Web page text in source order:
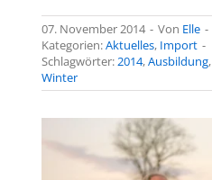
07. November 2014 - Von Elle -
Kategorien:Aktuelles, Import -
Schlagwörter:2014,Ausbildung,
Winter